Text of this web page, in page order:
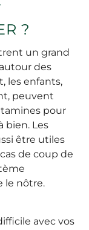
?
un grand
des
les enfants,
peuvent
pour
bien. Les
être utiles
de coup de
le nôtre.
avec vos